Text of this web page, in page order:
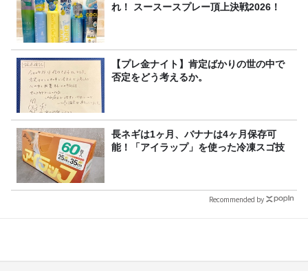
れ！ スースースプレー頂上決戦2026！
【プレ金ナイト】肯定ばかりの世の中で
否定をどう考えるか。
長ネギは1ヶ月、バナナは4ヶ月保存可
能！「アイラップ」を使った冷凍スゴ技
Recommended by